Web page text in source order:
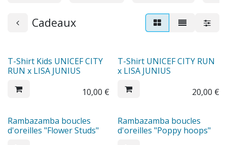
Cadeaux
T-Shirt Kids UNICEF CITY
RUN x LISA JUNIUS
10,00 €
T-Shirt UNICEF CITY RUN
x LISA JUNIUS
20,00 €
Rambazamba boucles
d'oreilles "Flower Studs"
Rambazamba boucles
d'oreilles "Poppy hoops"